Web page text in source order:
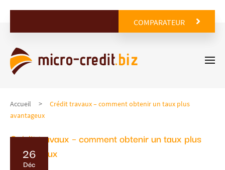
COMPARATEUR
Accueil
Crédit travaux – comment obtenir un taux plus
avantageux
Crédit travaux – comment obtenir un taux plus
avantageux
26
Déc